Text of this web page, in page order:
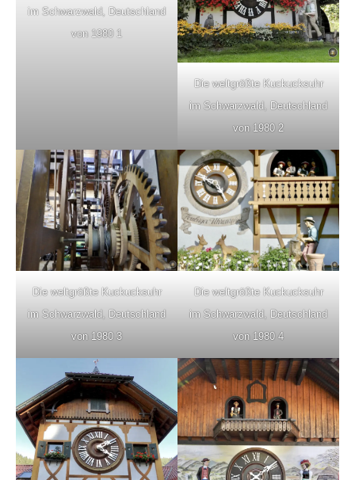
im Schwarzwald, Deutschland
von 1980 1
Die weltgrößte Kuckucksuhr
im Schwarzwald, Deutschland
von 1980 2
Die weltgrößte Kuckucksuhr
im Schwarzwald, Deutschland
von 1980 3
Die weltgrößte Kuckucksuhr
im Schwarzwald, Deutschland
von 1980 4